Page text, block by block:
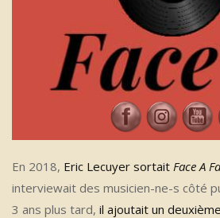
En 2018, Eric Lecuyer sortait Face A
interviewait des musicien-ne-s côté
3 ans plus tard, il ajoutait un